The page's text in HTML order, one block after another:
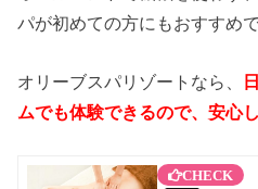
パが初めての方にもおすすめで
オリーブスパリゾートなら、
ムでも体験できるので、安心